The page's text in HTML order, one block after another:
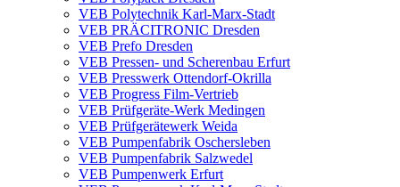
VEB Polytechnik Karl-Marx-Stadt
VEB PRÄCITRONIC Dresden
VEB Prefo Dresden
VEB Pressen- und Scherenbau Erfurt
VEB Presswerk Ottendorf-Okrilla
VEB Progress Film-Vertrieb
VEB Prüfgeräte-Werk Medingen
VEB Prüfgerätewerk Weida
VEB Pumpenfabrik Oschersleben
VEB Pumpenfabrik Salzwedel
VEB Pumpenwerk Erfurt